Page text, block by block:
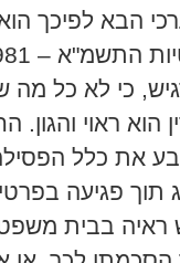
הבא לפיכך
כי לא כל מה
הוא ראוי והגון.
את כלל הפסילה
תוך פגיעה
ראיה בבית